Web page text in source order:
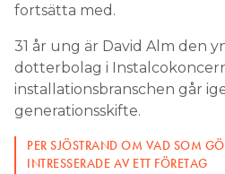
fortsätta med.
31 år ung är David Alm den
dotterbolag i
installationsbranschen går
generationsskifte.
PER SJÖSTRAND OM VAD SOM
INTRESSERADE AV ETT FÖRETAG